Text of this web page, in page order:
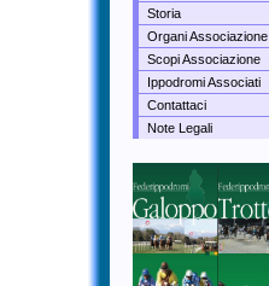
Storia
Organi Associazione
Scopi Associazione
Ippodromi Associati
Contattaci
Note Legali